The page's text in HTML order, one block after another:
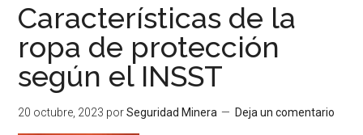
uso
Características de la
ropa de protección
según el INSST
20 octubre, 2023 porSeguridad Minera Deja un comentario